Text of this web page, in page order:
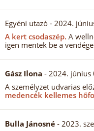
Egyéni utazó - 2024.
A kert csodaszép. A
igen mentek be a
Gász Ilona - 2024. június
A személyzet udvarias
medencék kellemes
Bulla Jánosné - 2023.